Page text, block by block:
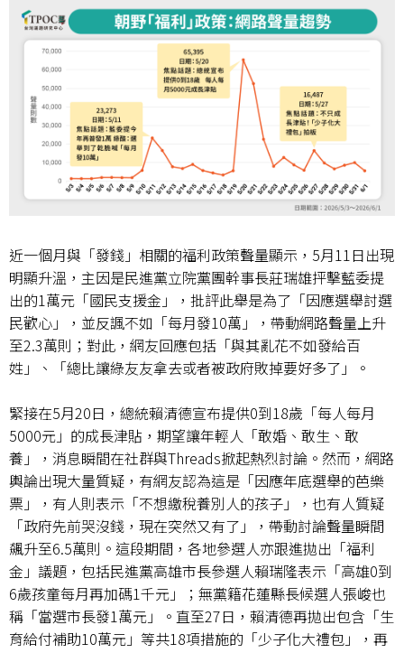
近一個月與「發錢」相關的福利政策聲量顯示， 5月11日出現
明顯升溫，主因是民進黨立院黨團幹事長莊瑞雄抨擊藍委提
出的1萬元「國民支援金」，批評此舉是為了「因應選舉討選
民歡心」，並反諷不如「每月發10萬」，帶動網路聲量上升
至2.3萬則；對此，網友回應包括「與其亂花不如發給百
姓」、「總比讓綠友友拿去或者被政府敗掉要好多了」。
緊接在5月20日，總統賴清德宣布提供0到18歲「每人每月
5000元」的成長津貼，期望讓年輕人「敢婚、敢生、敢
養」，消息瞬間在社群與Threads掀起熱烈討論。然而，網路
輿論出現大量質疑，有網友認為這是「因應年底選舉的芭樂
票」，有人則表示「不想繳稅養別人的孩子」，也有人質疑
「政府先前哭沒錢，現在突然又有了」，帶動討論聲量瞬間
飆升至6.5萬則。這段期間，各地參選人亦跟進拋出「福利
金」議題，包括民進黨高雄市長參選人賴瑞隆表示「高雄0到
6歲孩童每月再加碼1千元」；無黨籍花蓮縣長候選人張峻也
稱「當選市長發1萬元」。直至27日，賴清德再拋出包含「生
育給付補助10萬元」等共18項措施的「少子化大禮包」，再